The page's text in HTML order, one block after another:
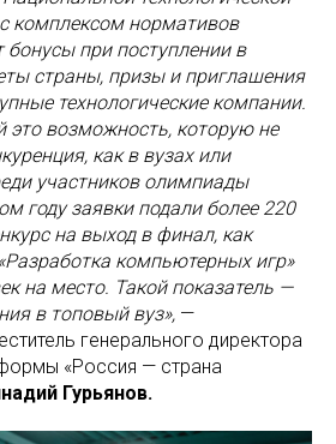
комплексом нормативов
при поступлении в
страны, призы и приглашения
технологические компании.
возможность, которую не
как в вузах или
участников олимпиады
году заявки подали более 220
на выход в финал, как
компьютерных игр»
на место. Такой показатель —
в топовый вуз», —
генерального директора
«Россия — страна
Гурьянов.